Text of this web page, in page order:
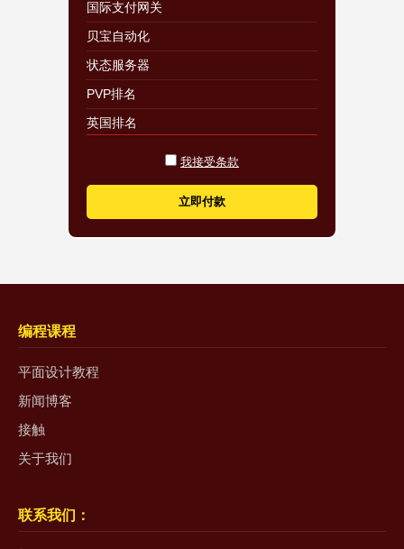
国际支付网关
贝宝自动化
状态服务器
PVP排名
英国排名
从用户面板您可以：
复活角色
我接受条款
立即付款
编程课程
平面设计教程
新闻博客
接触
关于我们
联系我们：